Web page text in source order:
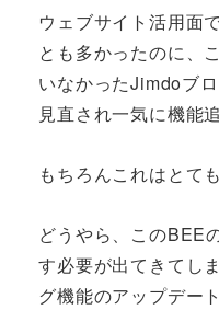
ウェブサイト活用面
とも多かったのに、
いなかったJimdoブ
見直され一気に機能
もちろんこれはとて
どうやら、このBEE
す必要が出てきてし
グ機能のアップデー